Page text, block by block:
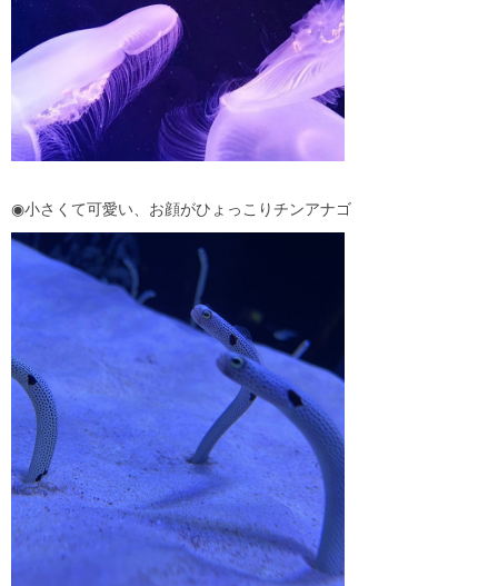
◉小さくて可愛い、お顔がひょっこりチンアナゴ